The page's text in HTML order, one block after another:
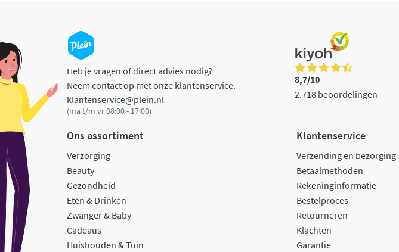
Heb je vragen of direct advies nodig?
Neem contact op met onze klantenservice.
klantenservice@plein.nl
(ma t/m vr 08:00 - 17:00)
8,7/10
2.718 beoordelingen
Ons assortiment
Verzorging
Beauty
Gezondheid
Eten & Drinken
Zwanger & Baby
Cadeaus
Huishouden & Tuin
Klantenservice
Verzending en bezorging
Betaalmethoden
Rekeninginformatie
Bestelproces
Retourneren
Klachten
Garantie